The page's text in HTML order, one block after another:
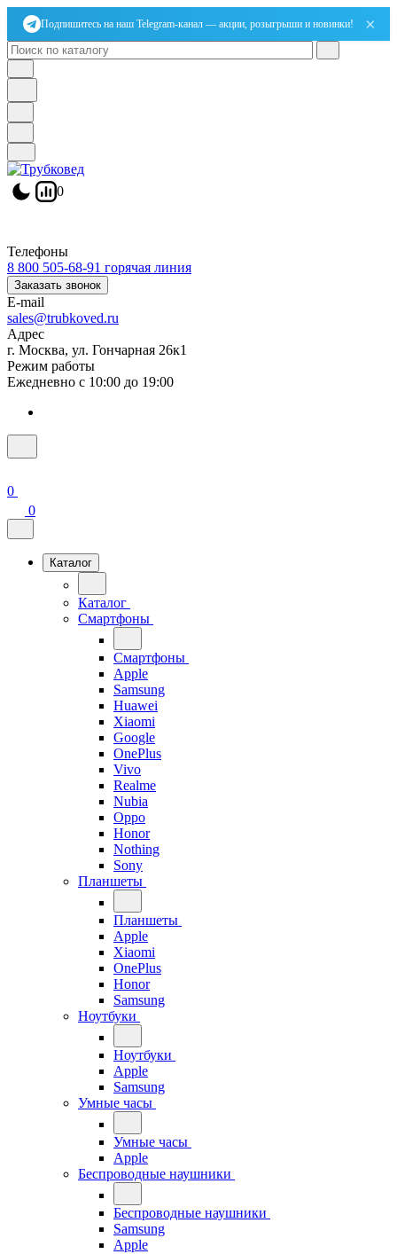
Подпишитесь на наш Telegram-канал — акции, розыгрыши и новинки! ×
0
Телефоны
8 800 505-68-91 горячая линия
Заказать звонок
E-mail
sales@trubkoved.ru
Адрес
г. Москва, ул. Гончарная 26к1
Режим работы
Ежедневно с 10:00 до 19:00
0
0
Каталог
Каталог
Смартфоны
Смартфоны
Apple
Samsung
Huawei
Xiaomi
Google
OnePlus
Vivo
Realme
Nubia
Oppo
Honor
Nothing
Sony
Планшеты
Планшеты
Apple
Xiaomi
OnePlus
Honor
Samsung
Ноутбуки
Ноутбуки
Apple
Samsung
Умные часы
Умные часы
Apple
Беспроводные наушники
Беспроводные наушники
Samsung
Apple